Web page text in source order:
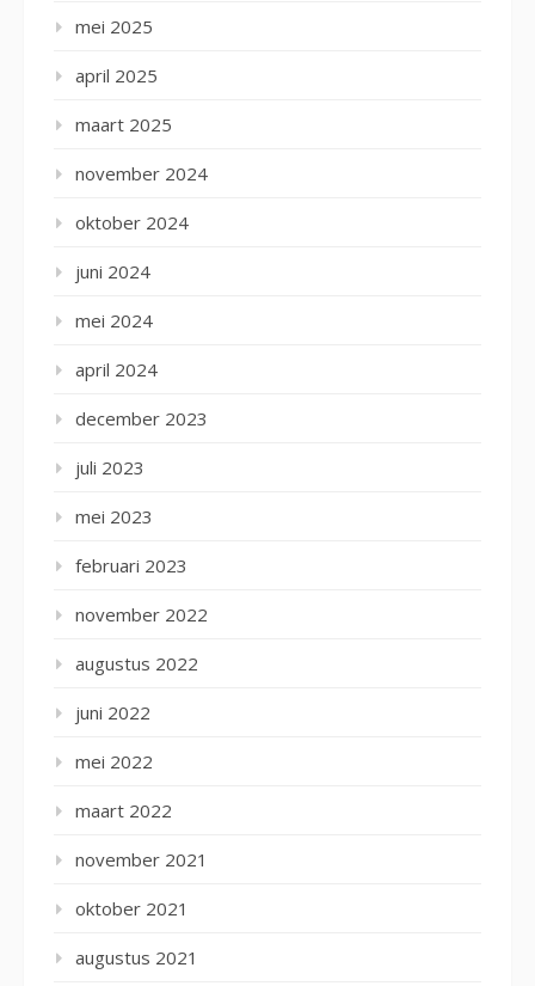
mei 2025
april 2025
maart 2025
november 2024
oktober 2024
juni 2024
mei 2024
april 2024
december 2023
juli 2023
mei 2023
februari 2023
november 2022
augustus 2022
juni 2022
mei 2022
maart 2022
november 2021
oktober 2021
augustus 2021